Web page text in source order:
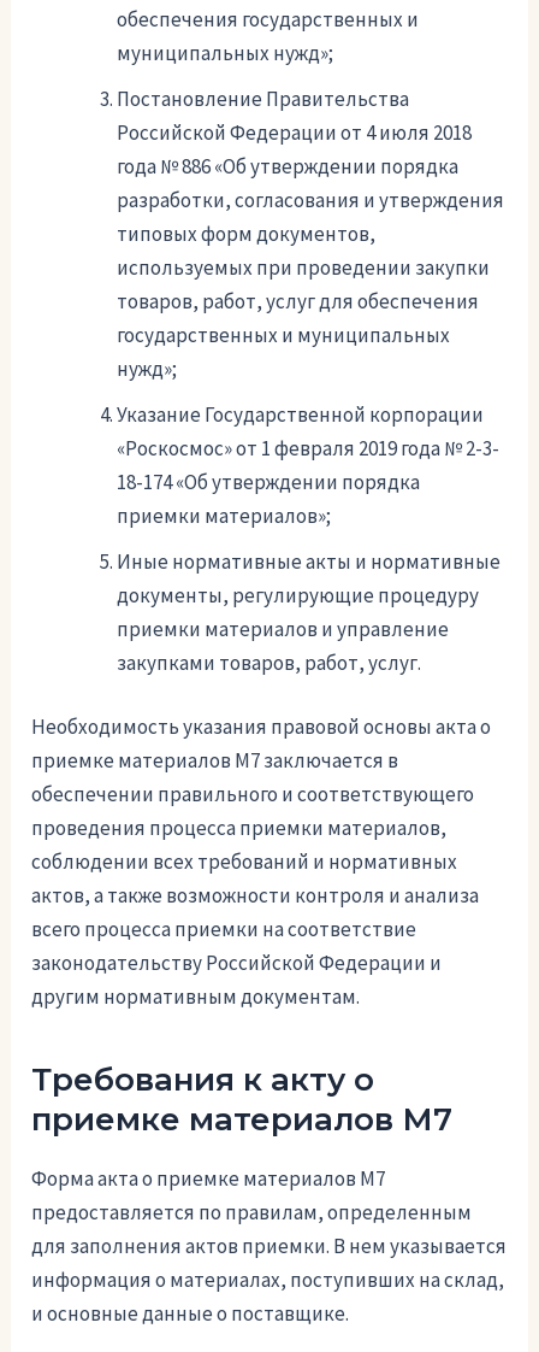
обеспечения государственных и
муниципальных нужд»;
Постановление Правительства
Российской Федерации от 4 июля 2018
года № 886 «Об утверждении порядка
разработки, согласования и утверждения
типовых форм документов,
используемых при проведении закупки
товаров, работ, услуг для обеспечения
государственных и муниципальных
нужд»;
Указание Государственной корпорации
«Роскосмос» от 1 февраля 2019 года № 2-3-
18-174 «Об утверждении порядка
приемки материалов»;
Иные нормативные акты и нормативные
документы, регулирующие процедуру
приемки материалов и управление
закупками товаров, работ, услуг.
Необходимость указания правовой основы акта о
приемке материалов М7 заключается в
обеспечении правильного и соответствующего
проведения процесса приемки материалов,
соблюдении всех требований и нормативных
актов, а также возможности контроля и анализа
всего процесса приемки на соответствие
законодательству Российской Федерации и
другим нормативным документам.
Требования к акту о
приемке материалов М7
Форма акта о приемке материалов М7
предоставляется по правилам, определенным
для заполнения актов приемки. В нем указывается
информация о материалах, поступивших на склад,
и основные данные о поставщике.